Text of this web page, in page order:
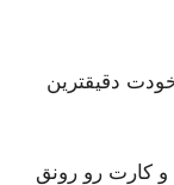
دقیقترین
کارت رو رونق